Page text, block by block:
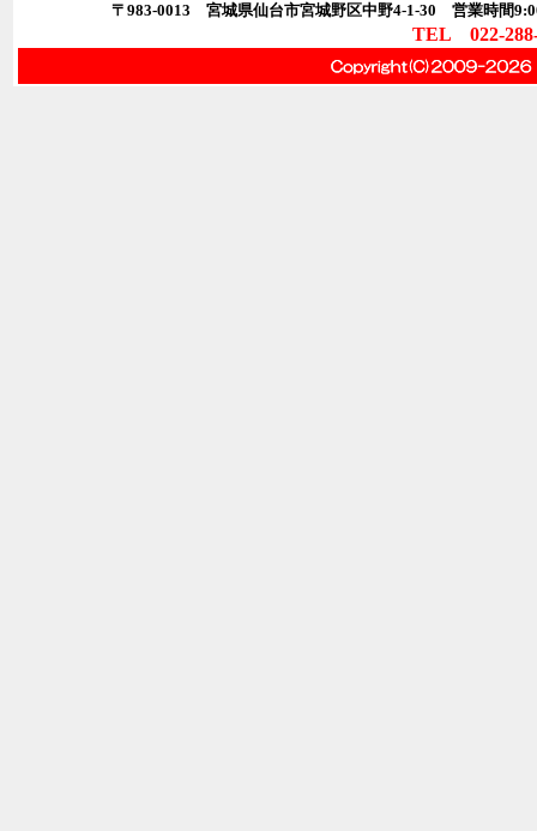
〒983-0013 宮城県仙台市宮城野区中野4-1-30 営業時間
TEL 022-